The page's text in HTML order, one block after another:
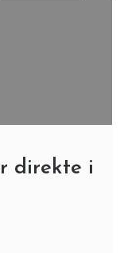
direkte i